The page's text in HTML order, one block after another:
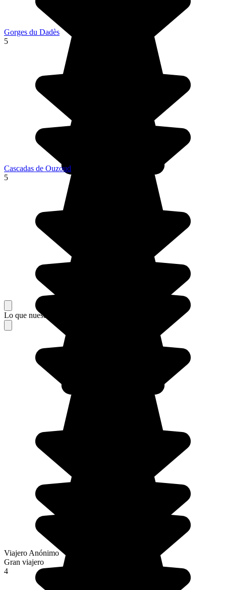
Gorges du Dadès
5
Cascadas de Ouzoud
5
Lo que nuestros viajeros piensan de su estancia
Viajero Anónimo
Gran viajero
4